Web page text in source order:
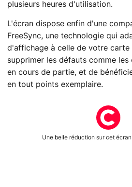
plusieurs heures d'utilisation.
L'écran dispose enfin d'une
FreeSync, une technologie qui
d'affichage à celle de votre carte
supprimer les défauts comme les
en cours de partie, et de
en tout points exemplaire.
Une belle réduction sur cet